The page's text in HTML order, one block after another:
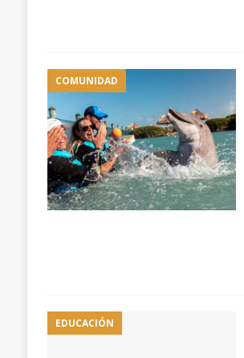
COMUNIDAD
EDUCACIÓN